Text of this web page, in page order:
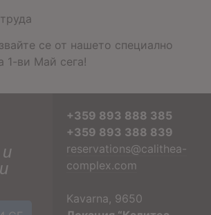
се от нашето специално
1-ви Май сега!
+359 893 888 385
+359 893 388 839
reservations@calithea-
complex.com
Kavarna, 9650